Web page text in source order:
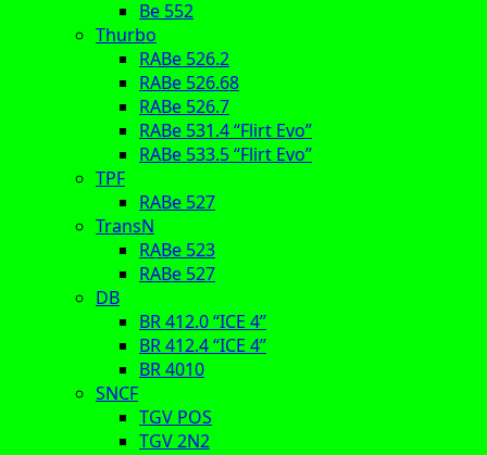
Be 552
Thurbo
RABe 526.2
RABe 526.68
RABe 526.7
RABe 531.4 “Flirt Evo”
RABe 533.5 “Flirt Evo”
TPF
RABe 527
TransN
RABe 523
RABe 527
DB
BR 412.0 “ICE 4”
BR 412.4 “ICE 4”
BR 4010
SNCF
TGV POS
TGV 2N2